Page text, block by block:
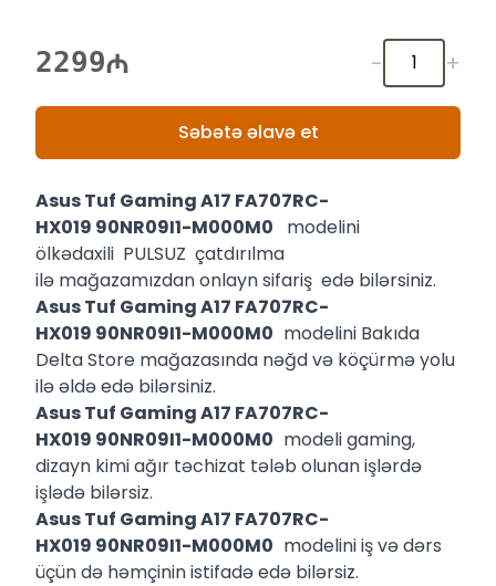
2299 - +
Səbətə əlavə et
Asus Tuf Gaming A17 FA707RC-
HX019 90NR09I1-M000M0 modelini
ölkədaxili PULSUZ çatdırılma
ilə mağazamızdan onlayn sifariş edə bilərsiniz.
Asus Tuf Gaming A17 FA707RC-
HX019 90NR09I1-M000M0 modelini Bakıda
Delta Store mağazasında nəğd və köçürmə yolu
ilə əldə edə bilərsiniz.
Asus Tuf Gaming A17 FA707RC-
HX019 90NR09I1-M000M0 modeli gaming,
dizayn kimi ağır təchizat tələb olunan işlərdə
işlədə bilərsiz.
Asus Tuf Gaming A17 FA707RC-
HX019 90NR09I1-M000M0 modelini iş və dərs
üçün də həmçinin istifadə edə bilərsiz.